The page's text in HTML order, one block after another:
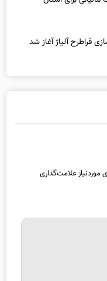
برای استان
فراطرح آلیاژ آغاز شد